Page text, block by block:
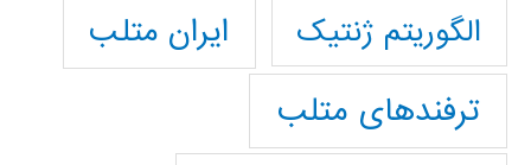
الگوریتم ژنتیک
ایران متلب
ترفندهای متلب